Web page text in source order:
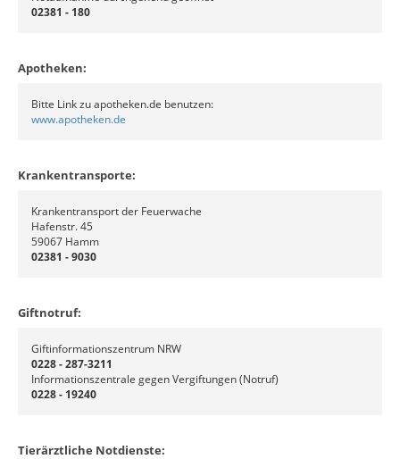
02381 - 180
Apotheken:
Bitte Link zu apotheken.de benutzen:
www.apotheken.de
Krankentransporte:
Krankentransport der Feuerwache
Hafenstr. 45
59067 Hamm
02381 - 9030
Giftnotruf:
Giftinformationszentrum NRW
0228 - 287-3211
Informationszentrale gegen Vergiftungen (Notruf)
0228 - 19240
Tierärztliche Notdienste: